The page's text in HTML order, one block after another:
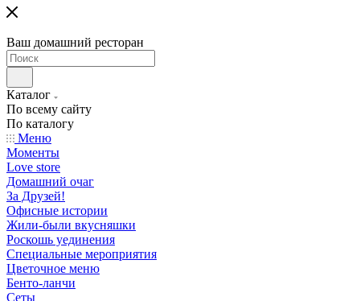
Ваш домашний ресторан
Каталог
По всему сайту
По каталогу
Меню
Моменты
Love store
Домашний очаг
За Друзей!
Офисные истории
Жили-были вкусняшки
Роскошь уединения
Специальные мероприятия
Цветочное меню
Бенто-ланчи
Сеты